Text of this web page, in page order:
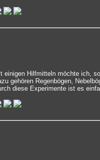
einigen Hilfmitteln möchte ich,
gehören Regenbögen,
diese Experimente ist es